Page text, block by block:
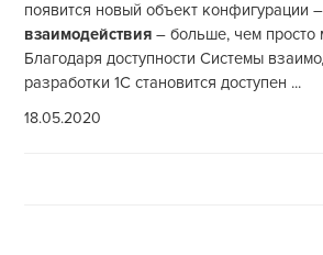
появится новый объект конфигурации
взаимодействия – больше, чем просто
Благодаря доступности Системы
разработки 1С становится доступен ...
18.05.2020